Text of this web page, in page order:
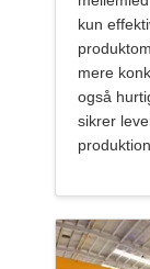
kun
mere
også
sikrer